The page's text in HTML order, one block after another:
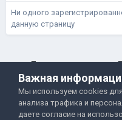
Ни одного
данную страницу
Правила и условия
Помощь
Важная
Мы используем cookies
анализа трафика и
даете согласие на